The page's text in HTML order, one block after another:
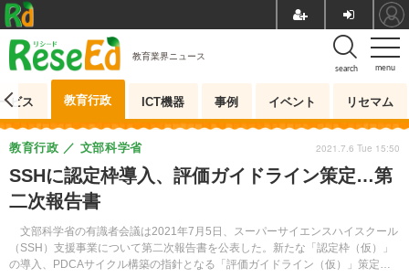
menu
search
教育業界ニュース
ビス 教育行政 ICT機器 事例 イベント リセマム
SSHに認定枠導入、評価ガイドライン策定…第
二次報告書
文部科学省の有識者会議は2021年7月5日、スーパーサイエンスハイスクール
（SSH）支援事業について第二次報告書を公表した。新たな「認定枠（仮）」
の導入、PDCAサイクル構築の指針となる「評価ガイドライン（仮）」策定を
教育行政 文部科学省 2021.7.6 Tue 15:50